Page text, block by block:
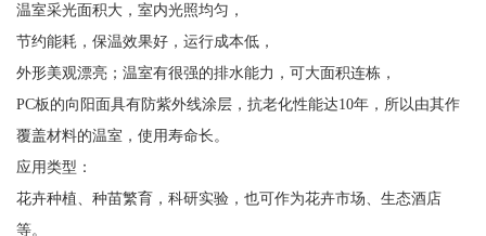
温室采光面积大，室内光照均匀，
节约能耗，保温效果好，运行成本低，
外形美观漂亮；温室有很强的排水能力，可大面积连栋，
PC板的向阳面具有防紫外线涂层，抗老化性能达10年，所以由其作
覆盖材料的温室，使用寿命长。
应用类型：
花卉种植、种苗繁育，科研实验，也可作为花卉市场、生态酒店
等。